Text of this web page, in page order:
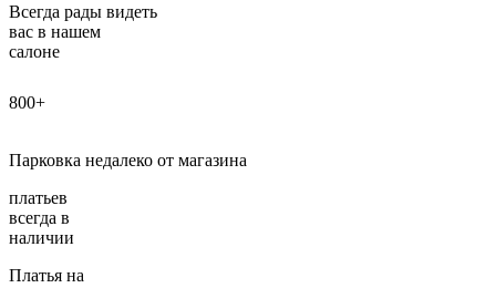
Всегда рады видеть
вас в нашем
салоне
800+
Парковка недалеко от магазина
платьев
всегда в
наличии
Платья на